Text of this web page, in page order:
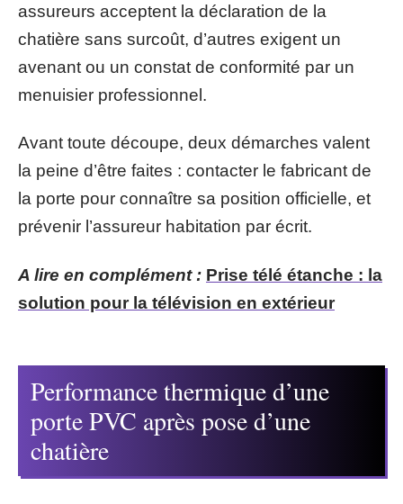
assureurs acceptent la déclaration de la
chatière sans surcoût, d’autres exigent un
avenant ou un constat de conformité par un
menuisier professionnel.
Avant toute découpe, deux démarches valent
la peine d’être faites : contacter le fabricant de
la porte pour connaître sa position officielle, et
prévenir l’assureur habitation par écrit.
A lire en complément : Prise télé étanche : la
solution pour la télévision en extérieur
Performance thermique d’une
porte PVC après pose d’une
chatière